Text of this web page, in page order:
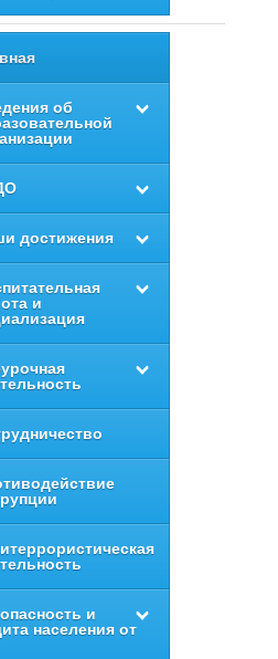
об
достижения
и
и
населения от